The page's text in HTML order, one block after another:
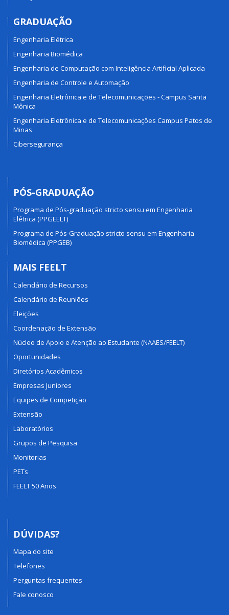
GRADUAÇÃO
Engenharia Elétrica
Engenharia Biomédica
Engenharia de Computação com Inteligência Artificial Aplicada
Engenharia de Controle e Automação
Engenharia Eletrônica e de Telecomunicações - Campus Santa
Mônica
Engenharia Eletrônica e de Telecomunicações Campus Patos de
Minas
Cibersegurança
PÓS-GRADUAÇÃO
Programa de Pós-graduação stricto sensu em Engenharia
Elétrica (PPGEELT)
Programa de Pós-Graduação stricto sensu em Engenharia
Biomédica (PPGEB)
MAIS FEELT
Calendário de Recursos
Calendário de Reuniões
Eleições
Coordenação de Extensão
Núcleo de Apoio e Atenção ao Estudante (NAAES/FEELT)
Oportunidades
Diretórios Acadêmicos
Empresas Juniores
Equipes de Competição
Extensão
Laboratórios
Grupos de Pesquisa
Monitorias
PETs
FEELT 50 Anos
DÚVIDAS?
Mapa do site
Telefones
Perguntas frequentes
Fale conosco